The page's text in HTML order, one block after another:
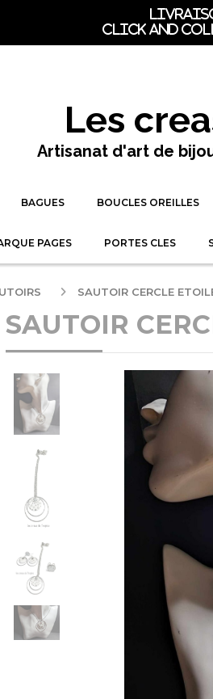
CLICK AND
Les
Artisanat d'art de
BAGUES BOUCLES OREILLES
PAGES PORTES CLES
SAUTOIR CERCLE
SAUTOIR